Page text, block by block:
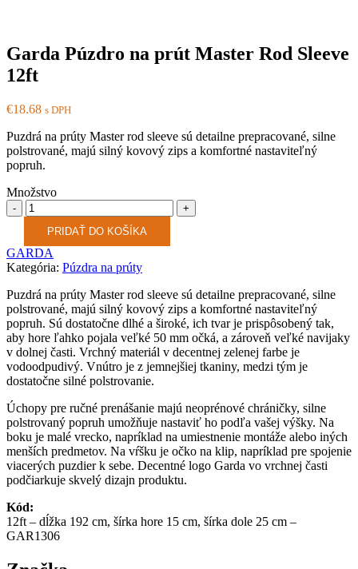
Garda Púzdro na prút Master Rod Sleeve
12ft
€18.68 s DPH
Puzdrá na prúty Master rod sleeve sú detailne prepracované, silne
polstrované, majú silný kovový zips a komfortné nastaviteľný
popruh.
Množstvo
Množstvo
PRIDAŤ DO KOŠÍKA
GARDA
Kategória: Púzdra na prúty
Puzdrá na prúty Master rod sleeve sú detailne prepracované, silne
polstrované, majú silný kovový zips a komfortné nastaviteľný
popruh. Sú dostatočne dlhé a široké, ich tvar je prispôsobený tak,
aby hore ľahko pojala veľké 50 mm očká, a zároveň veľké navijaky
v dolnej časti. Vrchný materiál v decentnej zelenej farbe je
vodoodpudivý. Vnútro je z jemnejšiej tkaniny, medzi tým je
dostatočne silné polstrovanie.
Úchopy pre ručné prenášanie majú neoprénové chráničky, silne
polstrovaný popruh umožňuje nastaviť ho podľa vašej výšky. Na
boku je malé vrecko, napríklad na umiestnenie montáže alebo iných
menších predmetov. Na vŕšku je očko na klip, napríklad pre spojenie
viacerých puzdier k sebe. Decentné logo Garda vo vrchnej časti
podčiarkuje skvelý dizajn produktu.
Kód:
12ft – dĺžka 192 cm, šírka hore 15 cm, šírka dole 25 cm –
GAR1306